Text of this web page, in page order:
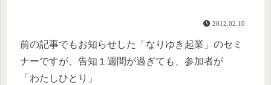
2012.02.10
前の記事でもお知らせした「なりゆき起業」のセミ
ナーですが、告知１週間が過ぎても、参加者が
「わたしひとり」